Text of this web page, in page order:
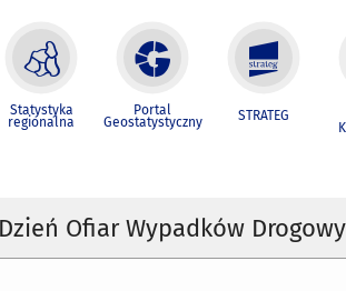
Statystyka
regionalna
Portal
Geostatystyczny STRATEG
Ofiar Wypadków